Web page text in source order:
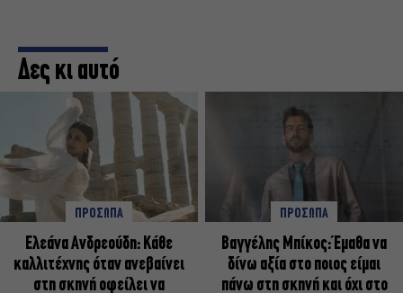
Δες κι αυτό
ΠΡΟΣΩΠΑ
Ελεάνα Ανδρεούδη: Κάθε
καλλιτέχνης όταν ανεβαίνει
στη σκηνή οφείλει να
ΠΡΟΣΩΠΑ
Βαγγέλης Μπίκος: Έμαθα να
δίνω αξία στο ποιος είμαι
πάνω στη σκηνή και όχι στο